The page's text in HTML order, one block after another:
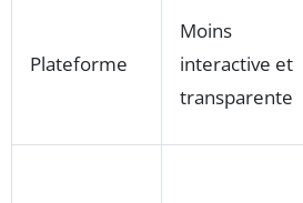
Plateforme
Moins
interactive et
transparente